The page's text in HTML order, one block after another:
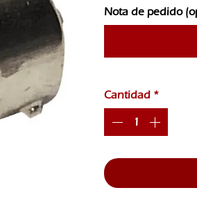
Nota de pedido
Cantidad *